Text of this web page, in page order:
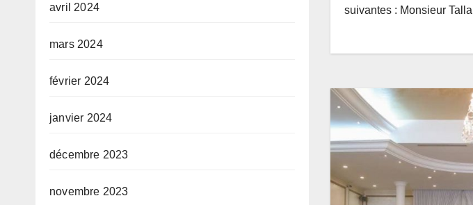
avril 2024
mars 2024
février 2024
janvier 2024
décembre 2023
novembre 2023
suivantes : Monsieur